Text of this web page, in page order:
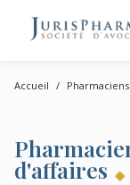
Accueil
d'affaires